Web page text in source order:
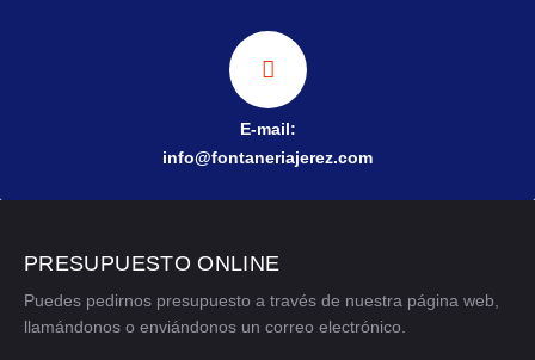
E-mail:
info@fontaneriajerez.com
PRESUPUESTO ONLINE
Puedes pedirnos presupuesto a través de nuestra página web,
llamándonos o enviándonos un correo electrónico.